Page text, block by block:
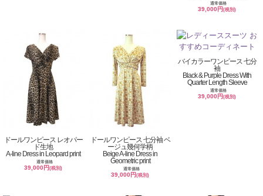
通常価格
39,000円(税別)
ドールワンピース レオパー
ド生地
A-line Dress in Leopard print
通常価格
39,000円(税別)
ドールワンピース 七分袖 ベ
ージュ幾何学柄
Beige A-line Dress in
Geometric print
通常価格
39,000円(税別)
バイカラーワンピース 七分
袖
Black & Purple Dress With
Quarter Length Sleeve
通常価格
39,000円(税別)